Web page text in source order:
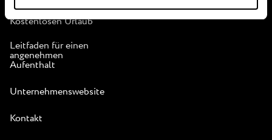
Kostenlosen Urlaub
Leitfaden für einen
angenehmen
Aufenthalt
Unternehmenswebsite
Kontakt